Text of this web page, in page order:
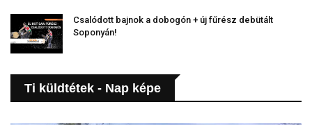
Csalódott bajnok a dobogón + új fűrész debütált
Soponyán!
Ti küldtétek - Nap képe